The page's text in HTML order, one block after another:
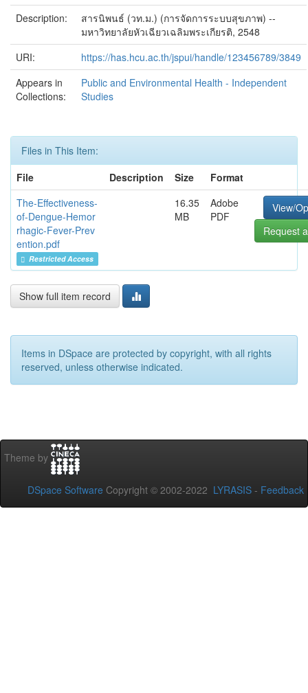
Description:
สารนิพนธ์ (วท.ม.) (การจัดการระบบสุขภาพ) --
มหาวิทยาลัยหัวเฉียวเฉลิมพระเกียรติ, 2548
URI:
https://has.hcu.ac.th/jspui/handle/123456789/3849
Appears in
Collections:
Public and Environmental Health - Independent
Studies
Files in This Item:
File
Description Size
Format
The-Effectiveness-
of-Dengue-Hemor
rhagic-Fever-Prev
ention.pdf
Restricted Access
16.35
MB
Adobe
PDF
View/
Request
Show full item record
Items in DSpace are protected by copyright, with all rights
reserved, unless otherwise indicated.
Theme by
DSpace Software Copyright © 2002-2022 LYRASIS - Feedback